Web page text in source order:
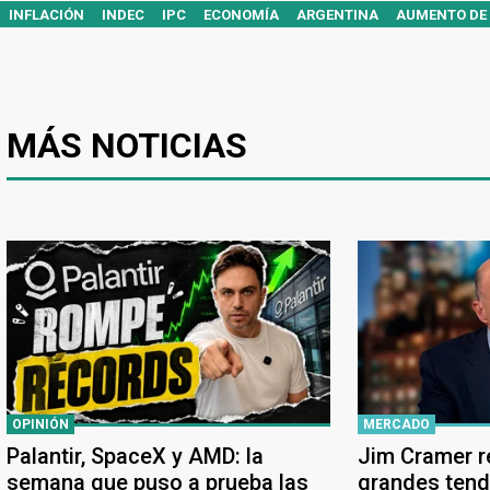
INFLACIÓN INDEC IPC ECONOMÍA ARGENTINA AUMENTO DE
MÁS NOTICIAS
OPINIÓN
Palantir, SpaceX y AMD: la
semana que puso a prueba las
MERCADO
Jim Cramer
grandes